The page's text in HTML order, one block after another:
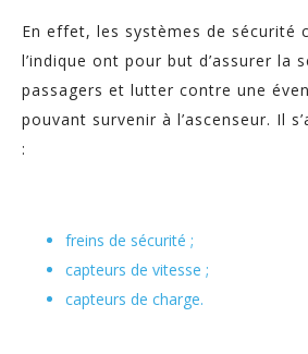
En effet, les systèmes de sécurité
l’indique ont pour but d’assurer la
passagers et lutter contre une
pouvant survenir à l’ascenseur. Il
:
freins de sécurité ;
capteurs de vitesse ;
capteurs de charge.